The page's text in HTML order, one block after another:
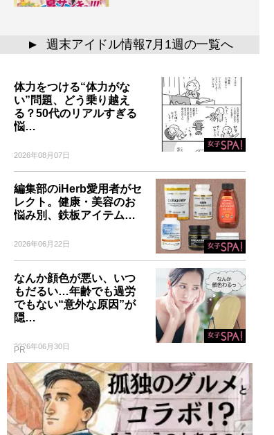
▲ 週末アイドル情報7月1週の一覧へ
体力をつける“体力がな
い”問題、どう乗り越え
る？50代のリアルすぎる
悩…
2026年08月07日
編集部のiHerb愛用者がセ
レクト。健康・美容のお
悩み別、鉄板アイテム…
2026年06月22日
なんか顔色が悪い、いつ
もだるい…年齢でも過労
でもない“意外な原因”が
隠…
2026年06月30日
PR